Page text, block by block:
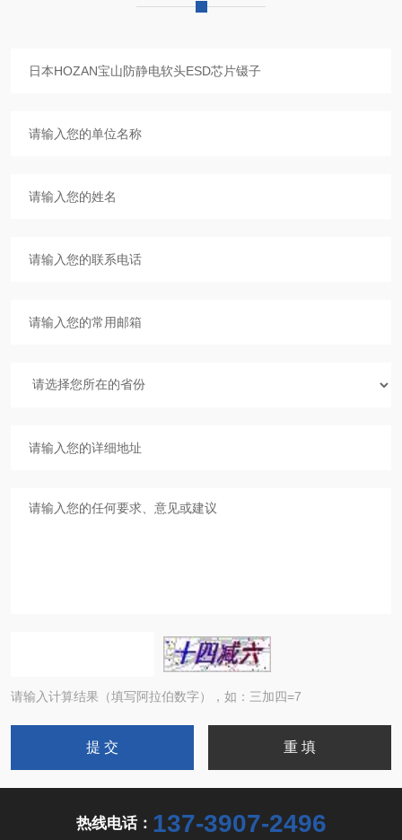
请输入计算结果（填写阿拉伯数字），如：三加四=7
热线电话： 137-3907-2496